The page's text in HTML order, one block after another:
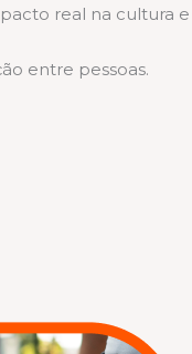
real na cultura e
entre pessoas.